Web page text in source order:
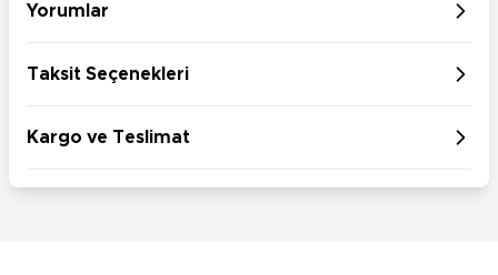
Yorumlar
Taksit Seçenekleri
Kargo ve Teslimat